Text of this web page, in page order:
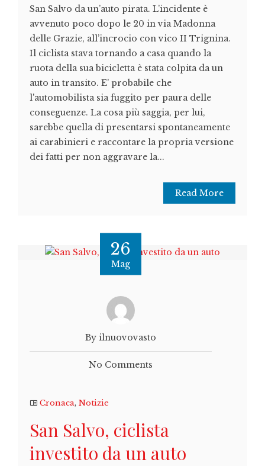
San Salvo da un’auto pirata. L’incidente è
avvenuto poco dopo le 20 in via Madonna
delle Grazie, all’incrocio con vico II Trignina.
Il ciclista stava tornando a casa quando la
ruota della sua bicicletta è stata colpita da un
auto in transito. E' probabile che
l'automobilista sia fuggito per paura delle
conseguenze. La cosa più saggia, per lui,
sarebbe quella di presentarsi spontaneamente
ai carabinieri e raccontare la propria versione
dei fatti per non aggravare la...
Read More
26
Mag
By ilnuovovasto
No Comments
Cronaca, Notizie
San Salvo, ciclista
investito da un auto